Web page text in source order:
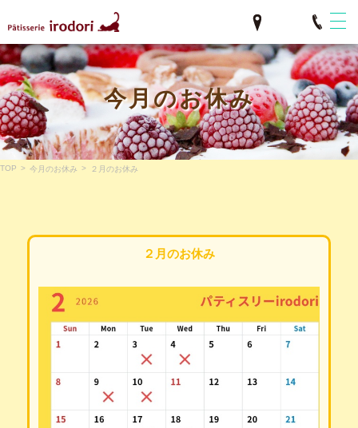
今月のお休み
TOP > 今月のお休み > ２月のお休み
２月のお休み